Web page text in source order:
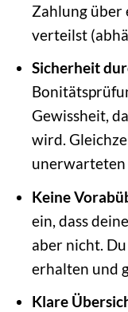
Zahlung über
verteilst
Sicherheit
Gewissheit,
wird.
unerwarteten
Keine
ein, dass
aber nicht.
erhalten und
Klare